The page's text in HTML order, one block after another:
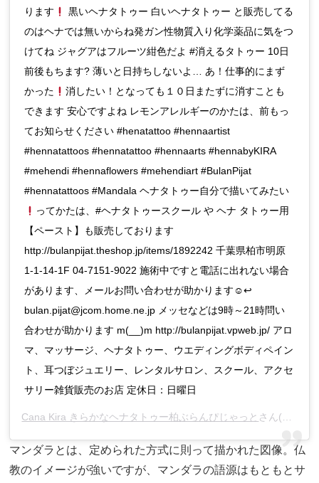
ります
黒いヘナタトゥー 白いヘナタトゥー と販売してる
のはヘナでは無いからね発ガン性物質入り化学薬品に気をつ
けてね ジャグアはフルーツ紺色だよ #消えるタトゥー 10日
前後もちます? 薄いと日持ちしないよ… あ！仕事的にまず
かった
消したい！となっても１０日またずに消すことも
できます 安心ですよね レモンアレルギーのかたは、前もっ
てお知らせください #henatattoo #hennaartist
#hennatattoos #hennatattoo #hennaarts #hennabyKIRA
#mehendi #hennaflowers #mehendiart #BulanPijat
#hennatattoos #Mandala ヘナタトゥー自分で描いてみたい
ってかたは、#ヘナタトゥースクール や ヘナ タトゥー用
【ペースト】も販売しております
http://bulanpijat.theshop.jp/items/1892242 千葉県柏市明原
1-1-14-1F 04-7151-9022 施術中ですと電話に出れない場合
があります、メールお問い合わせが助かります☺↩
bulan.pijat@jcom.home.ne.jp メッセなどは9時～21時問い
合わせが助かります m(__)m http://bulanpijat.vpweb.jp/ アロ
マ、マッサージ、ヘナタトゥー、ウエディングボディペイン
ト、耳つぼジュエリー、レンタルサロン、スクール、アクセ
サリー雑貨販売のお店 定休日：日曜日
Cana Kira きらかなヘナタトゥー柏ぶらんぴじゃっと さん(@hennabycanakira)がシェアした投稿 –
マンダラとは、定められた方式に則って描かれた図像。仏
教のイメージが強いですが、マンダラの語源はもともとサ